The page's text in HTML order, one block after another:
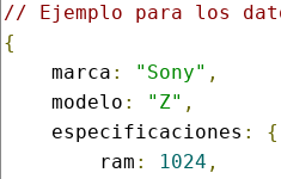
// Ejemplo para los
{
    marca
: "Sony" ,
    modelo
: "Z" ,
    especificaciones
:
{
        ram
: 1024 ,